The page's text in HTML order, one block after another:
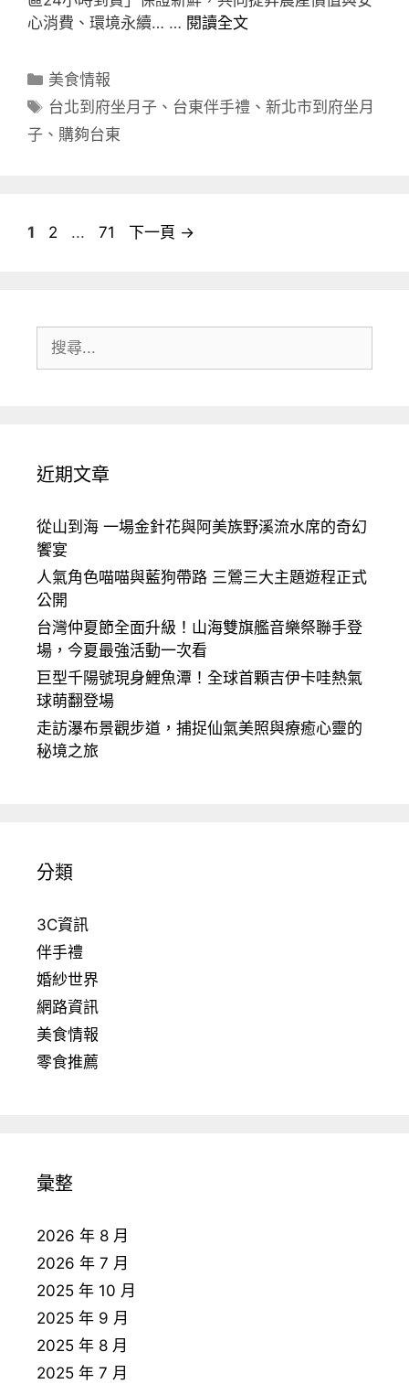
心消費、環境永續… … 閱讀全文
分
類
美食情報
標
籤
台北到府坐月子 、 台東伴手禮 、新北市到府坐月
子 、 購夠台東
頁
1
頁
2 ...
頁
71 下一頁 →
尋:
近期文章
從山到海 一場金針花與阿美族野溪流水席的奇幻
饗宴
人氣角色喵喵與藍狗帶路 三鶯三大主題遊程正式
公開
台灣仲夏節全面升級！山海雙旗艦音樂祭聯手登
場，今夏最強活動一次看
巨型千陽號現身鯉魚潭！全球首顆吉伊卡哇熱氣
球萌翻登場
走訪瀑布景觀步道，捕捉仙氣美照與療癒心靈的
秘境之旅
分類
3C資訊
伴手禮
婚紗世界
網路資訊
美食情報
零食推薦
彙整
2026 年 8 月
2026 年 7 月
2025 年 10 月
2025 年 9 月
2025 年 8 月
2025 年 7 月